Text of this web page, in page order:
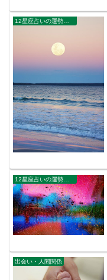
出会い・人間関係